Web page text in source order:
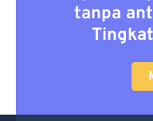
tanpa